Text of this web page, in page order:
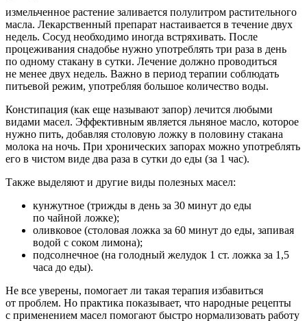
измельченное растение заливается полулитром растительного
масла. Лекарственный препарат настаивается в течение двух
недель. Сосуд необходимо иногда встряхивать. После
процеживания снадобье нужно употреблять три раза в день
по одному стакану в сутки. Лечение должно проводиться
не менее двух недель. Важно в период терапии соблюдать
питьевой режим, употребляя большое количество воды.
Констипация (как еще называют запор) лечится любыми
видами масел. Эффективным является льняное масло, которое
нужно пить, добавляя столовую ложку в половину стакана
молока на ночь. При хронических запорах можно употреблять
его в чистом виде два раза в сутки до еды (за 1 час).
Также выделяют и другие виды полезных масел:
кунжутное (трижды в день за 30 минут до еды
по чайной ложке);
оливковое (столовая ложка за 60 минут до еды, запивая
водой с соком лимона);
подсолнечное (на голодный желудок 1 ст. ложка за 1,5
часа до еды).
Не все уверены, помогает ли такая терапия избавиться
от проблем. Но практика показывает, что народные рецепты
с применением масел помогают быстро нормализовать работу